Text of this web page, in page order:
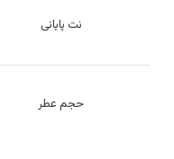
نت پایانی
حجم عطر